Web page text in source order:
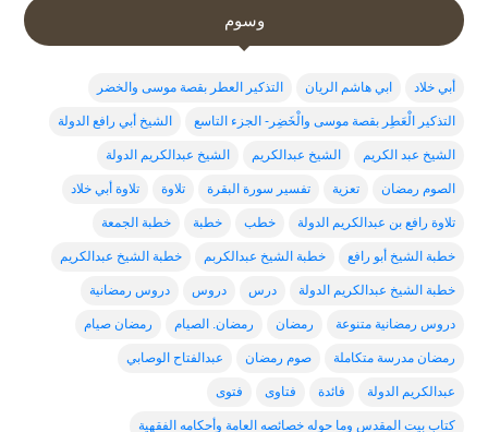
وسوم
أبي خلاد ابي هاشم الريان التذكير العطر بقصة موسى والخضر
التذكير الْعَطِر بقصة موسى والْخَضِر- الجزء التاسع الشيخ أبي رافع الدولة
الشيخ عبد الكريم الشيخ عبدالكريم الشيخ عبدالكريم الدولة
الصوم رمضان تعزية تفسير سورة البقرة تلاوة تلاوة أبي خلاد
تلاوة رافع بن عبدالكريم الدولة خطب خطبة خطبة الجمعة
خطبة الشيخ أبو رافع خطبة الشيخ عبدالكربم خطبة الشيخ عبدالكريم
خطبة الشيخ عبدالكريم الدولة درس دروس دروس رمضانية
دروس رمضانية متنوعة رمضان رمضان. الصيام رمضان صيام
رمضان مدرسة متكاملة صوم رمضان عبدالفتاح الوصابي
عبدالكريم الدولة فائدة فتاوى فتوى
كتاب بيت المقدس وما حوله خصائصه العامة وأحكامه الفقهية